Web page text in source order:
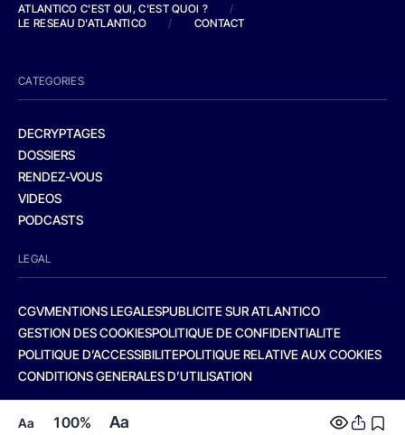
Aa 100% Aa
ATLANTICO C'EST QUI, C'EST QUOI ?
/
LE RESEAU D'ATLANTICO
/ CONTACT
CATEGORIES
DECRYPTAGES
DOSSIERS
RENDEZ-VOUS
VIDEOS
PODCASTS
LEGAL
CGVMENTIONS LEGALESPUBLICITE SUR ATLANTICO
GESTION DES COOKIESPOLITIQUE DE CONFIDENTIALITE
POLITIQUE D’ACCESSIBILITEPOLITIQUE RELATIVE AUX COOKIES
CONDITIONS GENERALES D’UTILISATION